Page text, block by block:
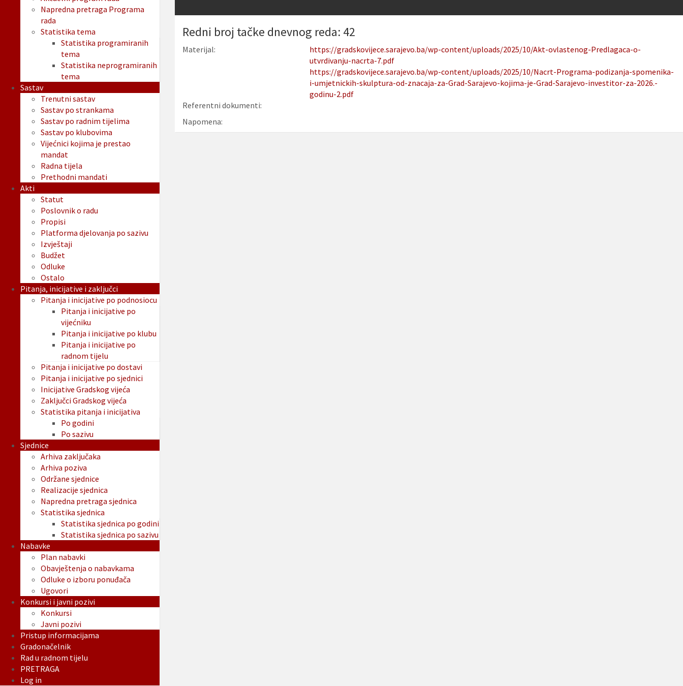
Redni broj tačke dnevnog reda: 42
Materijal:
https://gradskovijece.sarajevo.ba/wp-content/uploads/2025/10/Akt-ovlastenog-Predlagaca-o-
utvrdivanju-nacrta-7.pdf
https://gradskovijece.sarajevo.ba/wp-content/uploads/2025/10/Nacrt-Programa-podizanja-spomenika-
i-umjetnickih-skulptura-od-znacaja-za-Grad-Sarajevo-kojima-je-Grad-Sarajevo-investitor-za-2026.-
godinu-2.pdf
Referentni dokumenti:
Napomena:
Napredna pretraga Programa
rada
Statistika tema
Statistika programiranih
tema
Statistika neprogramiranih
tema
Sastav
Trenutni sastav
Sastav po strankama
Sastav po radnim tijelima
Sastav po klubovima
Vijećnici kojima je prestao
mandat
Radna tijela
Prethodni mandati
Akti
Statut
Poslovnik o radu
Propisi
Platforma djelovanja po sazivu
Izvještaji
Budžet
Odluke
Ostalo
Pitanja, inicijative i zaključci
Pitanja i inicijative po podnosiocu
Pitanja i inicijative po
vijećniku
Pitanja i inicijative po klubu
Pitanja i inicijative po
radnom tijelu
Pitanja i inicijative po dostavi
Pitanja i inicijative po sjednici
Inicijative Gradskog vijeća
Zaključci Gradskog vijeća
Statistika pitanja i inicijativa
Po godini
Po sazivu
Sjednice
Arhiva zaključaka
Arhiva poziva
Održane sjednice
Realizacije sjednica
Napredna pretraga sjednica
Statistika sjednica
Statistika sjednica po godini
Statistika sjednica po sazivu
Nabavke
Plan nabavki
Obavještenja o nabavkama
Odluke o izboru ponuđača
Ugovori
Konkursi i javni pozivi
Konkursi
Javni pozivi
Pristup informacijama
Gradonačelnik
Rad u radnom tijelu
PRETRAGA
Log in